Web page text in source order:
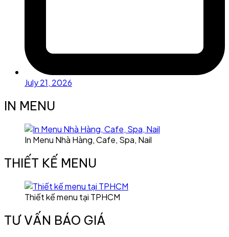
July 21, 2026
IN MENU
In Menu Nhà Hàng, Cafe, Spa, Nail
THIẾT KẾ MENU
Thiết kế menu tại TPHCM
TƯ VẤN BÁO GIÁ